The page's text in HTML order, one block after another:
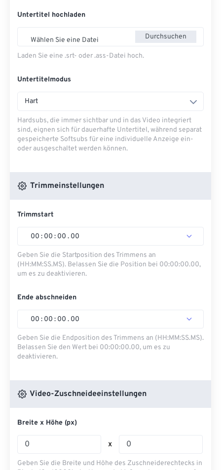
Untertitel hochladen
Wählen Sie eine Datei Durchsuchen
Laden Sie eine .srt- oder .ass-Datei hoch.
Untertitelmodus
Hart
Hardsubs, die immer sichtbar und in das Video integriert
sind, eignen sich für dauerhafte Untertitel, während separat
gespeicherte Softsubs für eine individuelle Anzeige ein-
oder ausgeschaltet werden können.
Trimmeinstellungen
Trimmstart
00 : 00 : 00 . 00
Geben Sie die Startposition des Trimmens an
(HH:MM:SS.MS). Belassen Sie die Position bei 00:00:00.00,
um es zu deaktivieren.
Ende abschneiden
00 : 00 : 00 . 00
Geben Sie die Endposition des Trimmens an (HH:MM:SS.MS).
Belassen Sie den Wert bei 00:00:00.00, um es zu
deaktivieren.
Video-Zuschneideeinstellungen
Breite x Höhe (px)
x
Geben Sie die Breite und Höhe des Zuschneiderechtecks ​​in